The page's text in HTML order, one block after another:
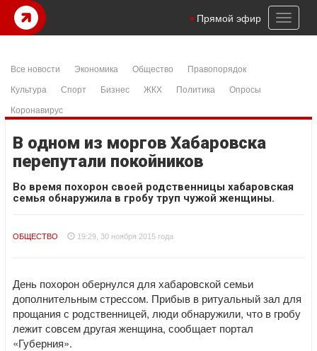
Toggle
Прямой эфир
Все новости Экономика Общество
Правопорядок
Культура
Спорт Бизнес ЖКХ Политика
Опросы
Коронавирус
В одном из моргов Хабаровска
перепутали покойников
Во время похорон своей родственницы хабаровская
семья обнаружила в гробу труп чужой женщины.
ОБЩЕСТВО 19:29, 30 ноября 2015 года
День похорон обернулся для хабаровской семьи
дополнительным стрессом. Прибыв в ритуальный зал для
прощания с родственницей, люди обнаружили, что в гробу
лежит совсем другая женщина, сообщает портал
«Губерния».